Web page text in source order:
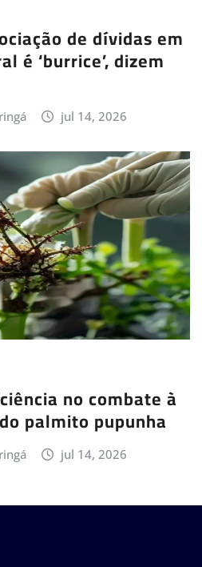
de dívidas em
é ‘burrice’, dizem
jul 14, 2026
no combate à
palmito pupunha
jul 14, 2026